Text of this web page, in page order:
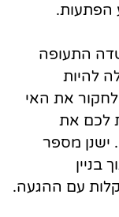
הפתעות.
התעופה
להיות
את האי
לכם את
ישנן מספר
עם ההגעה.